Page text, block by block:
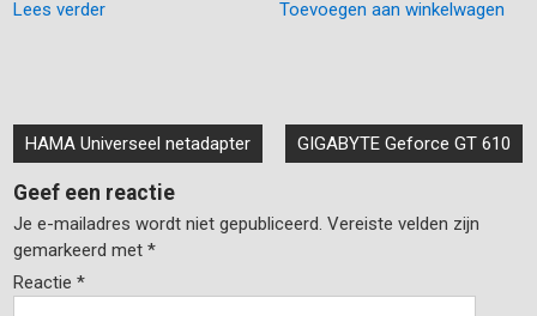
was:
Lees verder Toevoegen aan winkelwagen
Bericht
navigatie
HAMA Universeel netadapter GIGABYTE Geforce GT 610
Geef een reactie
Je e-mailadres wordt niet gepubliceerd. Vereiste velden zijn
gemarkeerd met*
Reactie*